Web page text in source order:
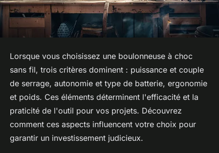
Lorsque vous choisissez une boulonneuse à choc
sans fil, trois critères dominent : puissance et couple
de serrage, autonomie et type de batterie, ergonomie
et poids. Ces éléments déterminent l'efficacité et la
praticité de l'outil pour vos projets. Découvrez
comment ces aspects influencent votre choix pour
garantir un investissement judicieux.